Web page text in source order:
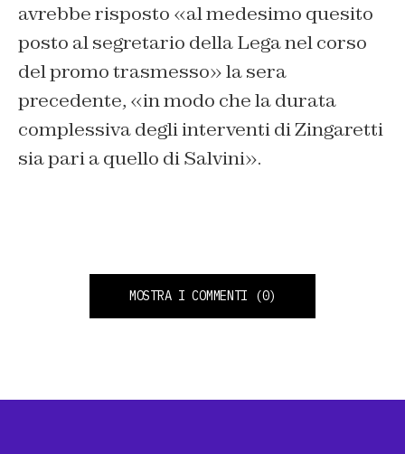
avrebbe risposto «al medesimo quesito
posto al segretario della Lega nel corso
del promo trasmesso» la sera
precedente, «in modo che la durata
complessiva degli interventi di Zingaretti
sia pari a quello di Salvini».
MOSTRA I COMMENTI (0)